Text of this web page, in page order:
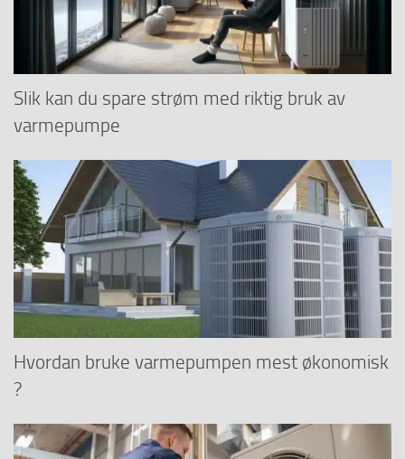
Slik kan du spare strøm med riktig bruk av
varmepumpe
Hvordan bruke varmepumpen mest økonomisk
?